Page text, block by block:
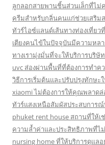
ลูกลอกสายพานชิ้นส่วนเล็กที่ไม่
ครีมสำหรับกลิ่นคนแก่ช่วยเสริม
ทัวร์ไอซ์แลนด์เส้นทางท่องเที่ย
เตียงคนไข้ในปัจจุบันมีความห
ทางเรามุ่งมั่นที่จะให้บริการบริ
uvc ส่องผ่านพื้นที่ที่ต้องการทำค
วิธีการเริ่มต้นและปรับปรุงทักษะ
xiaomi ไม่ต้องการให้คุณพลาด
ทัวร์แสงเหนือสัมผัสประสบการ
phuket rent house สถานที่ให้
ความล้ำค่าและประสิทธิภาพที่
nursing home ที่ให้บริการดูแล